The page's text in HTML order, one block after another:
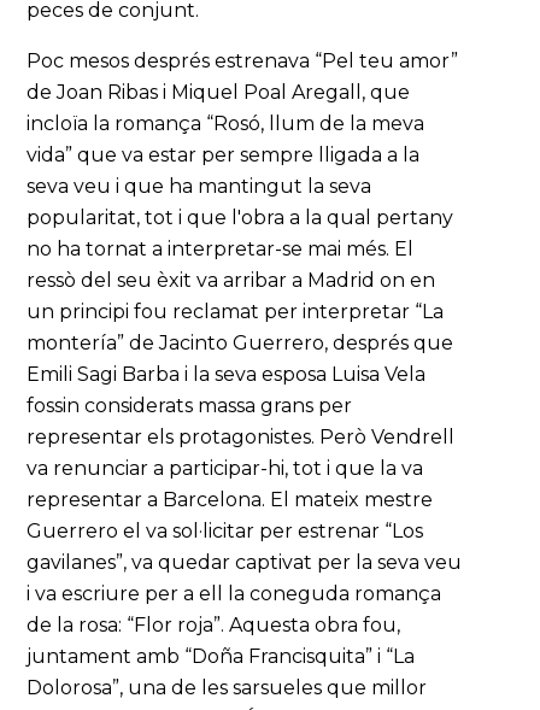
peces de conjunt.
Poc mesos després estrenava “Pel teu amor”
de Joan Ribas i Miquel Poal Aregall, que
incloïa la romança “Rosó, llum de la meva
vida” que va estar per sempre lligada a la
seva veu i que ha mantingut la seva
popularitat, tot i que l'obra a la qual pertany
no ha tornat a interpretar-se mai més. El
ressò del seu èxit va arribar a Madrid on en
un principi fou reclamat per interpretar “La
montería” de Jacinto Guerrero, després que
Emili Sagi Barba i la seva esposa Luisa Vela
fossin considerats massa grans per
representar els protagonistes. Però Vendrell
va renunciar a participar-hi, tot i que la va
representar a Barcelona. El mateix mestre
Guerrero el va sol·licitar per estrenar “Los
gavilanes”, va quedar captivat per la seva veu
i va escriure per a ell la coneguda romança
de la rosa: “Flor roja”. Aquesta obra fou,
juntament amb “Doña Francisquita” i “La
Dolorosa”, una de les sarsueles que millor